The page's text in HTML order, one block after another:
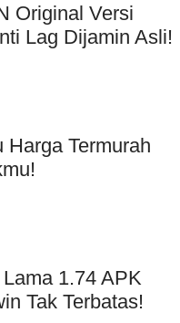
Original Versi
Lag Dijamin Asli!
Termurah
1.74 APK
Tak Terbatas!